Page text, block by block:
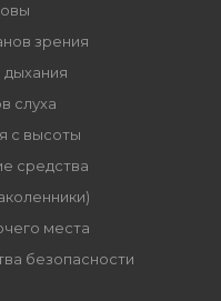
зрения
слуха
с высоты
средства
места
безопасности